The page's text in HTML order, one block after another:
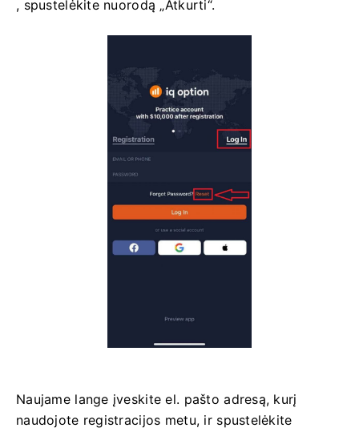
, spustelėkite nuorodą „Atkurti“.
Naujame lange įveskite el. pašto adresą, kurį
naudojote registracijos metu, ir spustelėkite